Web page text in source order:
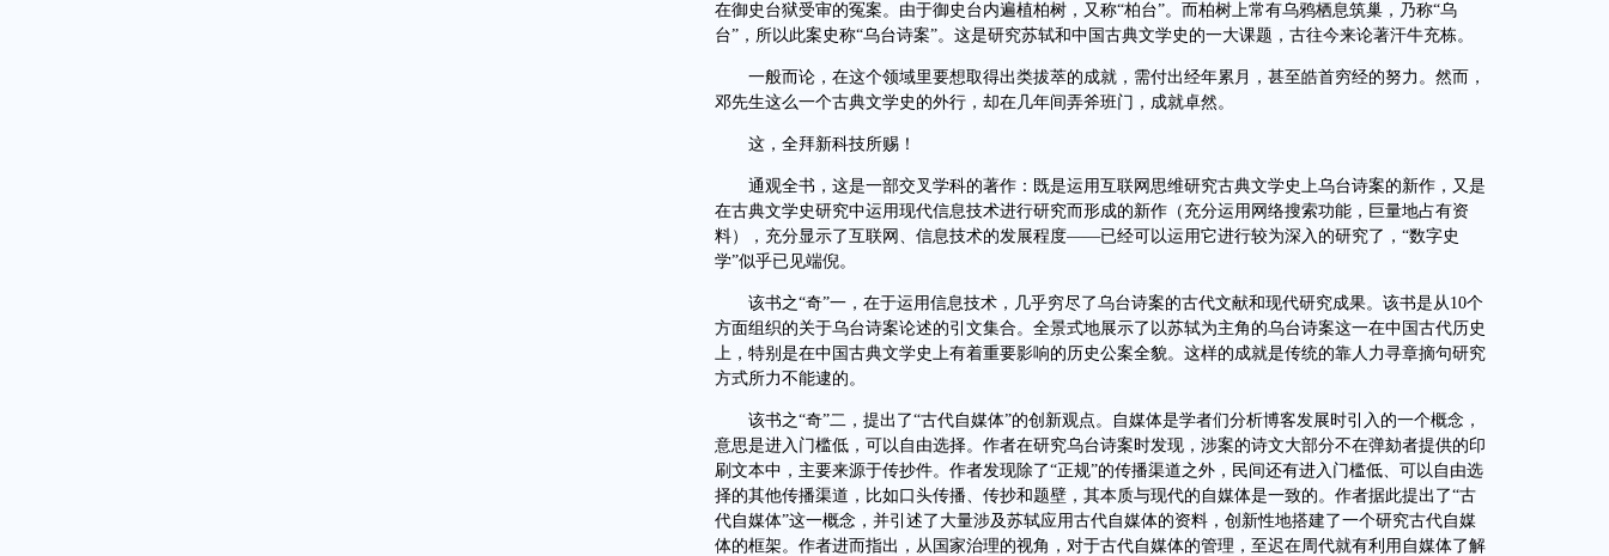
在御史台狱受审的冤案。由于御史台内遍植柏树，又称“柏台”。而柏树上常有乌鸦栖息筑巢，乃称“乌
台”，所以此案史称“乌台诗案”。这是研究苏轼和中国古典文学史的一大课题，古往今来论著汗牛充栋。
一般而论，在这个领域里要想取得出类拔萃的成就，需付出经年累月，甚至皓首穷经的努力。然而，
邓先生这么一个古典文学史的外行，却在几年间弄斧班门，成就卓然。
这，全拜新科技所赐！
通观全书，这是一部交叉学科的著作：既是运用互联网思维研究古典文学史上乌台诗案的新作，又是
在古典文学史研究中运用现代信息技术进行研究而形成的新作（充分运用网络搜索功能，巨量地占有资
料），充分显示了互联网、信息技术的发展程度——已经可以运用它进行较为深入的研究了，“数字史
学”似乎已见端倪。
该书之“奇”一，在于运用信息技术，几乎穷尽了乌台诗案的古代文献和现代研究成果。该书是从10个
方面组织的关于乌台诗案论述的引文集合。全景式地展示了以苏轼为主角的乌台诗案这一在中国古代历史
上，特别是在中国古典文学史上有着重要影响的历史公案全貌。这样的成就是传统的靠人力寻章摘句研究
方式所力不能逮的。
该书之“奇”二，提出了“古代自媒体”的创新观点。自媒体是学者们分析博客发展时引入的一个概念，
意思是进入门槛低，可以自由选择。作者在研究乌台诗案时发现，涉案的诗文大部分不在弹劾者提供的印
刷文本中，主要来源于传抄件。作者发现除了“正规”的传播渠道之外，民间还有进入门槛低、可以自由选
择的其他传播渠道，比如口头传播、传抄和题壁，其本质与现代的自媒体是一致的。作者据此提出了“古
代自媒体”这一概念，并引述了大量涉及苏轼应用古代自媒体的资料，创新性地搭建了一个研究古代自媒
体的框架。作者进而指出，从国家治理的视角，对于古代自媒体的管理，至迟在周代就有利用自媒体了解